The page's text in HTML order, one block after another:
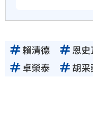
賴清德 恩
卓榮泰
胡采